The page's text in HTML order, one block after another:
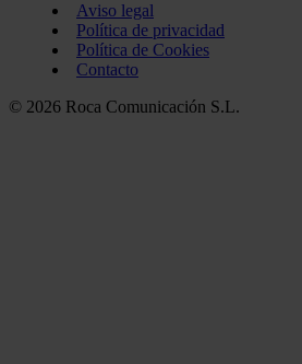
Aviso legal
Política de privacidad
Política de Cookies
Contacto
© 2026 Roca Comunicación S.L.